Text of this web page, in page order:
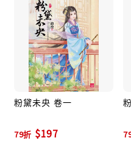
她都沒有哭過，可是單單
了。
她也不想的，哭能解決什
對她這麼殘忍？
杜老那麼的相信她，她
門關！
如今，她還要親手害死葉
滅頂的恐懼，密不透風的
粉黛未央 卷一
79折 $197